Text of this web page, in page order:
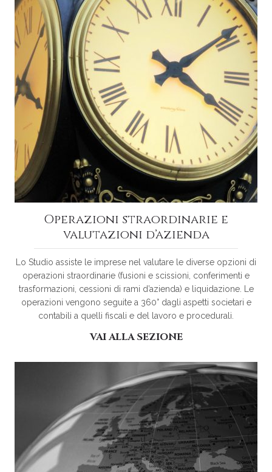
Operazioni straordinarie e
valutazioni d’azienda
Lo Studio assiste le imprese nel valutare le diverse opzioni di
operazioni straordinarie (fusioni e scissioni, conferimenti e
trasformazioni, cessioni di rami d’azienda) e liquidazione. Le
operazioni vengono seguite a 360° dagli aspetti societari e
contabili a quelli fiscali e del lavoro e procedurali.
VAI ALLA SEZIONE